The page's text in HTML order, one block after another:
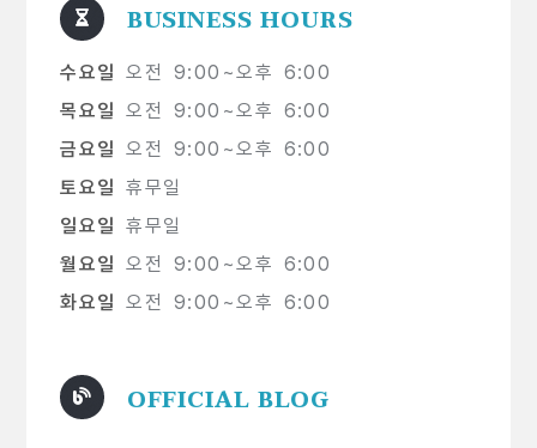
BUSINESS HOURS
수요일 오전 9:00~오후 6:00
목요일 오전 9:00~오후 6:00
금요일 오전 9:00~오후 6:00
토요일 휴무일
일요일 휴무일
월요일 오전 9:00~오후 6:00
화요일 오전 9:00~오후 6:00
OFFICIAL BLOG